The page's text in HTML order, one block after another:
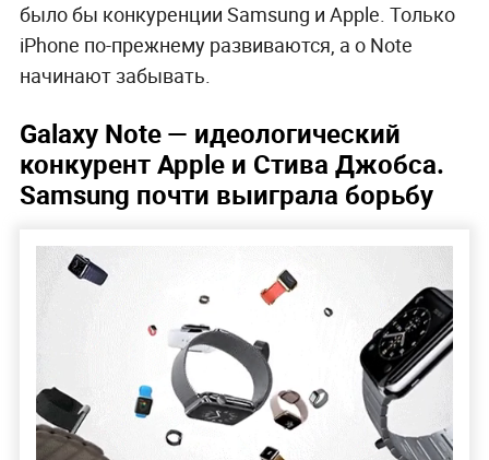
было бы конкуренции Samsung и Apple. Только
iPhone по-прежнему развиваются, а о Note
начинают забывать.
Galaxy Note — идеологический
конкурент Apple и Стива Джобса.
Samsung почти выиграла борьбу